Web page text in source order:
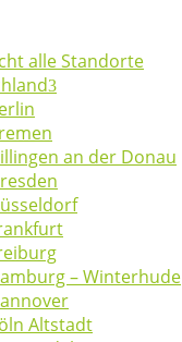
alle Standorte
an der Donau
– Winterhude
Altstadt